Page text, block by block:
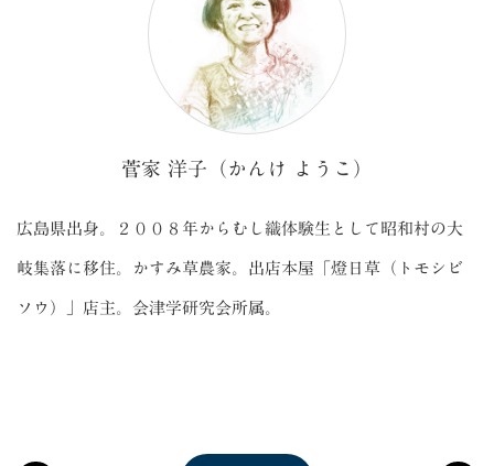
菅家 洋子（かんけ ようこ）
広島県出身。２００８年からむし織体験生として昭和村の大
岐集落に移住。かすみ草農家。出店本屋「燈日草（トモシビ
ソウ）」店主。会津学研究会所属。